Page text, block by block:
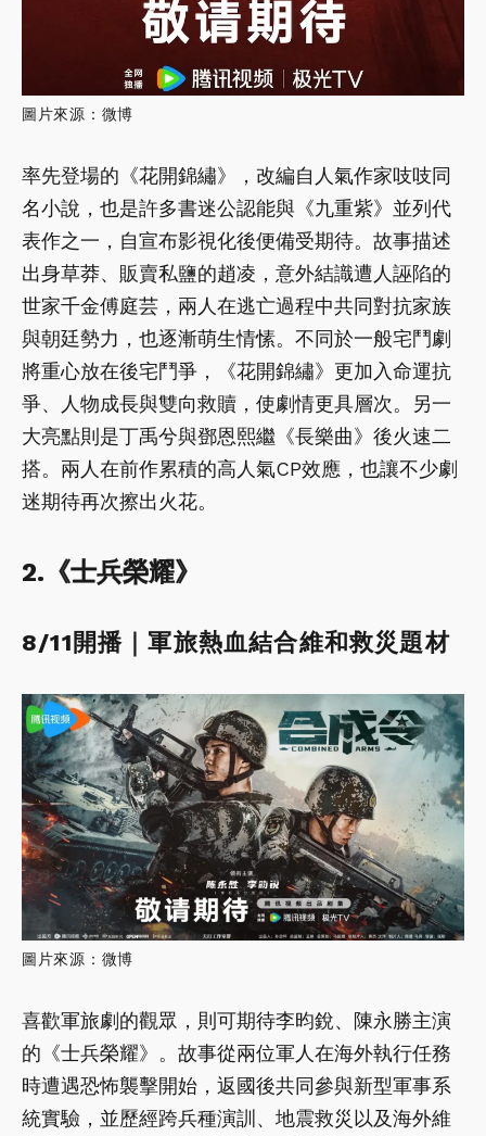
圖片來源：微博
率先登場的《花開錦繡》，改編自人氣作家吱吱同
名小說，也是許多書迷公認能與《九重紫》並列代
表作之一，自宣布影視化後便備受期待。故事描述
出身草莽、販賣私鹽的趙凌，意外結識遭人誣陷的
世家千金傅庭芸，兩人在逃亡過程中共同對抗家族
與朝廷勢力，也逐漸萌生情愫。不同於一般宅鬥劇
將重心放在後宅鬥爭，《花開錦繡》更加入命運抗
爭、人物成長與雙向救贖，使劇情更具層次。另一
大亮點則是丁禹兮與鄧恩熙繼《長樂曲》後火速二
搭。兩人在前作累積的高人氣CP效應，也讓不少劇
迷期待再次擦出火花。
2.《士兵榮耀》
8/11開播｜軍旅熱血結合維和救災題材
圖片來源：微博
喜歡軍旅劇的觀眾，則可期待李昀銳、陳永勝主演
的《士兵榮耀》。故事從兩位軍人在海外執行任務
時遭遇恐怖襲擊開始，返國後共同參與新型軍事系
統實驗，並歷經跨兵種演訓、地震救災以及海外維